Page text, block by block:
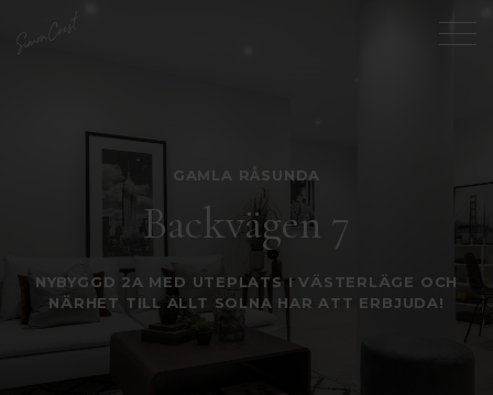
GAMLA RÅSUNDA
Backvägen 7
NYBYGGD 2A MED UTEPLATS I VÄSTERLÄGE OCH
NÄRHET TILL ALLT SOLNA HAR ATT ERBJUDA!